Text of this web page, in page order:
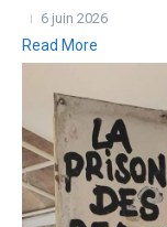
6 juin 2026
Read More